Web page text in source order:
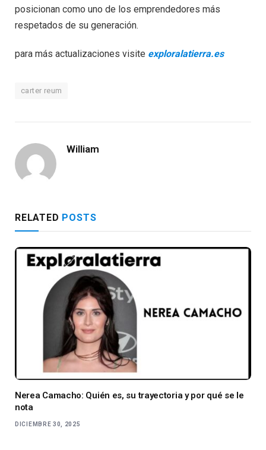
posicionan como uno de los emprendedores más
respetados de su generación.
para más actualizaciones visite exploralatierra.es
carter reum
William
RELATED POSTS
Nerea Camacho: Quién es, su trayectoria y por qué se le
nota
DICIEMBRE 30, 2025